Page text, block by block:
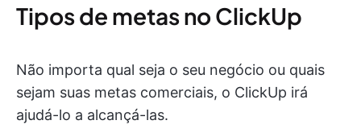
Tipos de metas no ClickUp
Não importa qual seja o seu negócio ou quais
sejam suas metas comerciais, o ClickUp irá
ajudá-lo a alcançá-las.